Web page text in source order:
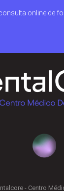
online de
- Centro